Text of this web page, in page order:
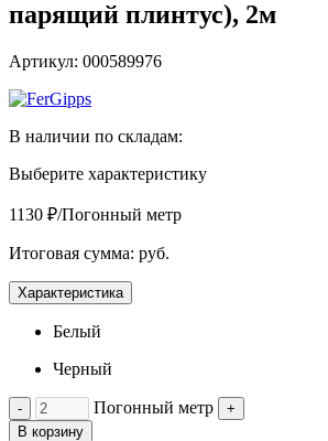
парящий плинтус), 2м
Артикул: 000589976
В наличии по складам:
Выберите характеристику
1130 ₽/Погонный метр
Итоговая сумма: руб.
Характеристика
Белый
Черный
- Погонный метр
+
В корзину